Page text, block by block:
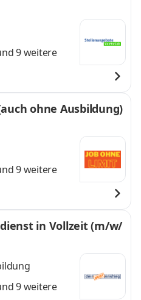
9 weitere
ohne Ausbildung)
9 weitere
in Vollzeit (m/w/
9 weitere